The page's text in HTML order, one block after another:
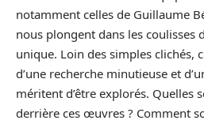
notamment celles de Guillaume
nous plongent dans les coulisses
unique. Loin des simples clichés,
d’une recherche minutieuse et
méritent d’être explorés. Quelles
derrière ces œuvres ? Comment